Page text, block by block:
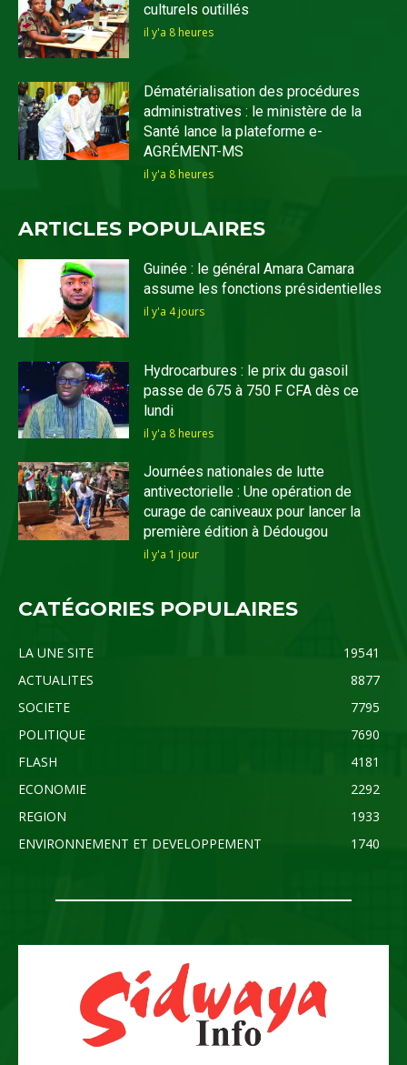
culturels outillés
il y'a 8 heures
Dématérialisation des procédures
administratives : le ministère de la
Santé lance la plateforme e-
AGRÉMENT-MS
il y'a 8 heures
ARTICLES POPULAIRES
Guinée : le général Amara Camara
assume les fonctions présidentielles
il y'a 4 jours
Hydrocarbures : le prix du gasoil
passe de 675 à 750 F CFA dès ce
lundi
il y'a 8 heures
Journées nationales de lutte
antivectorielle : Une opération de
curage de caniveaux pour lancer la
première édition à Dédougou
il y'a 1 jour
CATÉGORIES POPULAIRES
LA UNE SITE
19541
ACTUALITES
8877
SOCIETE
7795
POLITIQUE
7690
FLASH
4181
ECONOMIE
2292
REGION
1933
ENVIRONNEMENT ET DEVELOPPEMENT
1740